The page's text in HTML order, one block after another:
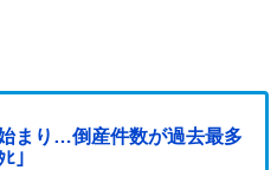
まり…倒産件数が過去最多
」